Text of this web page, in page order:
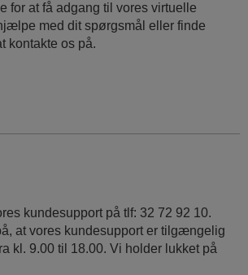
for at få adgang til vores virtuelle
med dit spørgsmål eller finde
kontakte os på.
kundesupport på tlf: 32 72 92 10.
at vores kundesupport er tilgængelig
kl. 9.00 til 18.00. Vi holder lukket på